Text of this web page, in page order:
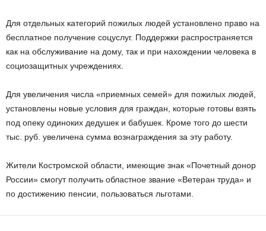
Для отдельных категорий пожилых людей установлено право на
бесплатное получение соцуслуг. Поддержки распространяется
как на обслуживание на дому, так и при нахождении человека в
социозащитных учреждениях.
Для увеличения числа «приемных семей» для пожилых людей,
установлены новые условия для граждан, которые готовы взять
под опеку одиноких дедушек и бабушек. Кроме того до шести
тыс. руб. увеличена сумма вознаграждения за эту работу.
Жители Костромской области, имеющие знак «Почетный донор
России» смогут получить областное звание «Ветеран труда» и
по достижению пенсии, пользоваться льготами.